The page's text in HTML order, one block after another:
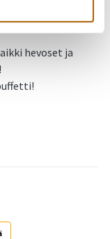
muutoksiin.
hevoset ja